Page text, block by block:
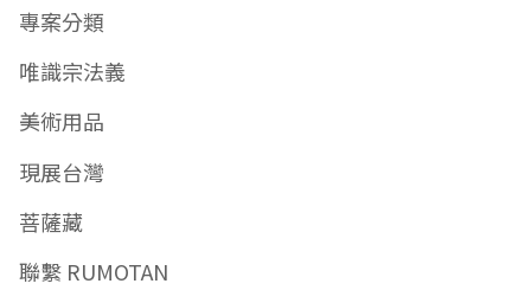
專案分類
唯識宗法義
美術用品
現展台灣
菩薩藏
聯繫 RUMOTAN